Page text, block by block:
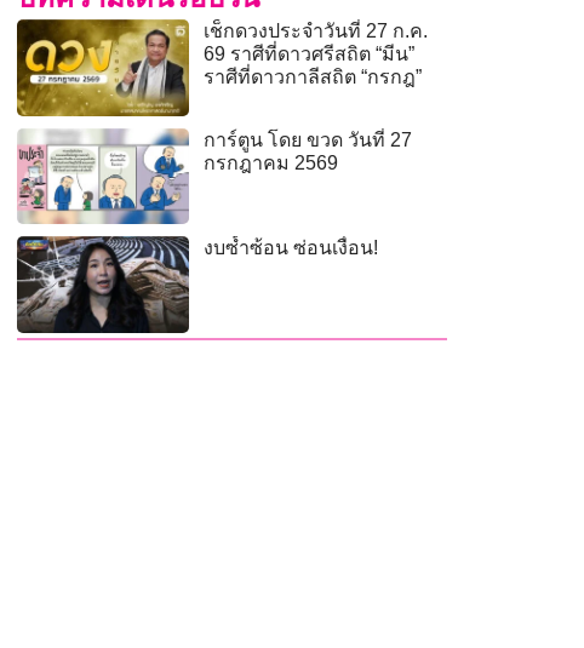
เช็กดวงประจำวันที่ 27 ก.ค.
69 ราศีที่ดาวศรีสถิต “มีน”
ราศีที่ดาวกาลีสถิต “กรกฎ”
การ์ตูน โดย ขวด วันที่ 27
กรกฎาคม 2569
งบซ้ำซ้อน ซ่อนเงื่อน!